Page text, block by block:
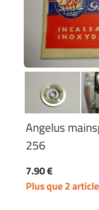
Angelus
256
7.90 €
Plus que 2